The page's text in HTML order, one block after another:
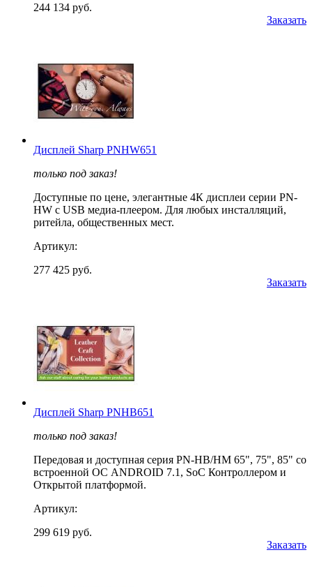
244 134 руб.
Заказать
Дисплей Sharp PNHW651
только под заказ!
Доступные по цене, элегантные 4К дисплеи серии PN-
HW с USB медиа-плеером. Для любых инсталляций,
ритейла, общественных мест.
Артикул:
277 425 руб.
Заказать
Дисплей Sharp PNHB651
только под заказ!
Передовая и доступная серия PN-HB/HM 65", 75", 85" со
встроенной ОС ANDROID 7.1, SoC Контроллером и
Открытой платформой.
Артикул:
299 619 руб.
Заказать